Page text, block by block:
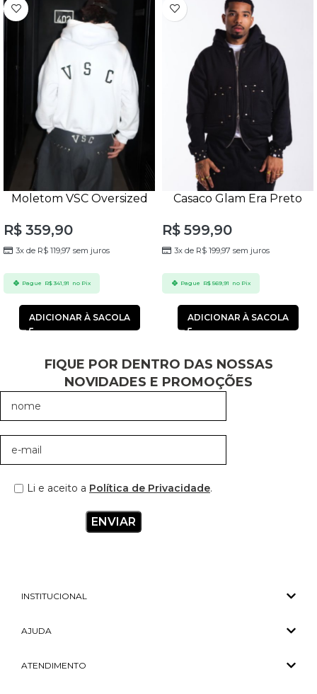
Moletom VSC Oversized
R$ 359,90
3x de R$ 119,97 sem juros
Pague R$341,91 no Pix
ADICIONAR À SACOLA
Casaco Glam Era Preto
R$ 599,90
3x de R$ 199,97 sem juros
Pague R$569,91 no Pix
ADICIONAR À SACOLA
FIQUE POR DENTRO DAS NOSSAS
NOVIDADES E PROMOÇÕES
Li e aceito a Política de Privacidade.
INSTITUCIONAL
AJUDA
ATENDIMENTO